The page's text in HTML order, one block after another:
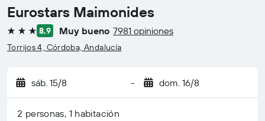
Eurostars Maimonides
3 estrellas
8,9 Muy bueno 7981 opiniones
Torrijos 4, Córdoba, Andalucía
sáb. 15/8 - dom. 16/8
2 personas, 1 habitación